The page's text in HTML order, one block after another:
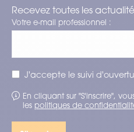
Recevez toutes les
Votre e-mail professionnel :
J'accepte le suivi
En cliquant sur "S'inscrire",
les politiques de